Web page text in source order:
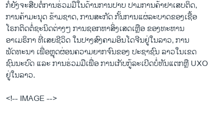
ກໍ່ຍັງຈະສືບຕໍ່ການຮ່ວມມືໃນດ້ານການປາບ ປາມການຄ້າຢາເສບຕິດ,
ການຄ້າມະນຸດ ຂ້າມຊາດ, ການສະກັດ ກັ້ນການແຜ່ລະບາດຂອງເຊື້ອ
ໂຣກຕິດຕໍ່ຊະນິດຕ່າງໆ ການຊອກຫາສິ່ງເສດເຫຼືອ ຂອງທະຫານ
ອາເມຣິກາ ທີ່ເສຍຊີວິດ ໃນປາງສົງຄາມອິນໂດຈີນຢູ່ໃນລາວ, ການ
ພັດທະນາ ເພື່ອຫຼຸດຜ່ອນຄວາມຍາກຈົນຂອງ ປະຊາຊົນ ລາວໃນເຂດ
ຊົນນະບົດ ແລະ ການຮ່ວມມືເພື່ອ ການເກັບກູ້ລະເບີດບໍ່ທັນແຕກຫຼື UXO
ຢູ່ໃນລາວ.
<!-- IMAGE -->